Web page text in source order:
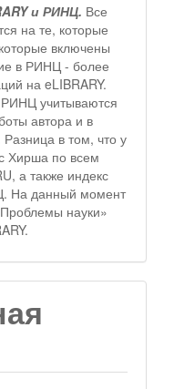
и РИНЦ. Все
на те, которые
включены
в РИНЦ - более
на eLIBRARY.
учитываются
автора и в
Разница в том, что у
Хирша по всем
а также индекс
На данный момент
науки»